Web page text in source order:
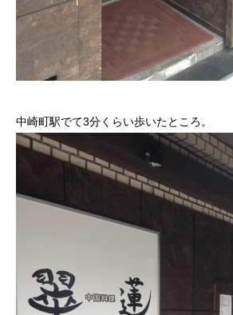
中崎町駅でて3分くらい歩いたところ。